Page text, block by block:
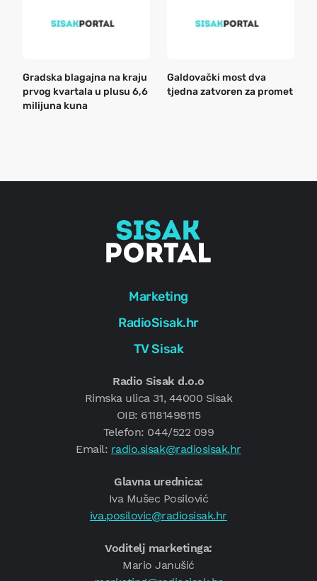
Gradska blagajna na kraju
prvog kvartala u plusu 6,6
milijuna kuna
Galdovački most dva
tjedna zatvoren za promet
Marketing
RadioSisak.hr
TV Sisak
Radio Sisak d.o.o
Rimska ulica 31, 44000 Sisak
OIB: 61181498115
Telefon: 044/522 099
Email: radio.sisak@radiosisak.hr
Glavna urednica:
Iva Mušec Posilović
iva.posilovic@radiosisak.hr
Voditelj marketinga:
Mario Janušić